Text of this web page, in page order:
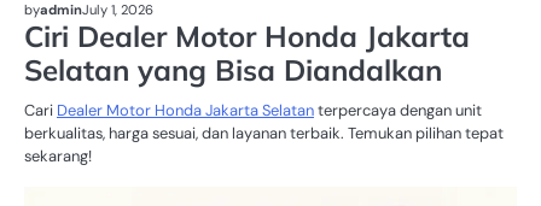
byadminJuly 1, 2026
Ciri Dealer Motor Honda Jakarta
Selatan yang Bisa Diandalkan
Cari Dealer Motor Honda Jakarta Selatanterpercaya dengan unit
berkualitas, harga sesuai, dan layanan terbaik. Temukan pilihan tepat
sekarang!